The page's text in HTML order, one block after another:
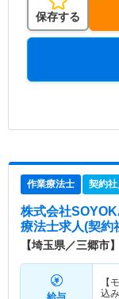
保存する
作業療法士 契約
株式会社
療法士求人(契約
【埼玉県／三郷市
【
込み